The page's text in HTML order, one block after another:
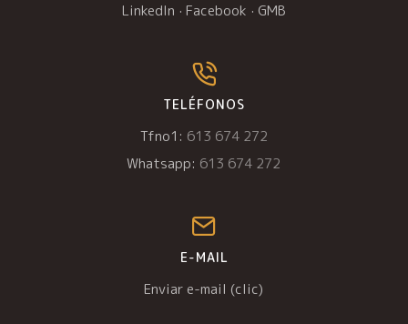
LinkedIn · Facebook · GMB
TELÉFONOS
Tfno1: 613 674 272
Whatsapp: 613 674 272
E-MAIL
Enviar e-mail (clic)